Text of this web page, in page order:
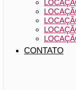
CONTATO